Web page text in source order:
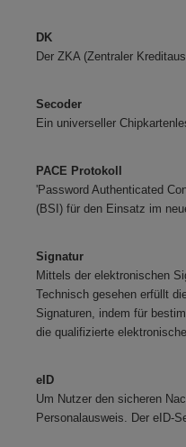
DK
Der ZKA (Zentraler
Secoder
Ein universeller
PACE Protokoll
'Password Authenticated
(BSI) für den Einsatz im
Signatur
Mittels der elektronischen
Technisch gesehen erfüllt
Signaturen, indem für
die qualifizierte
eID
Um Nutzer den sicheren
Personalausweis. Der eID-